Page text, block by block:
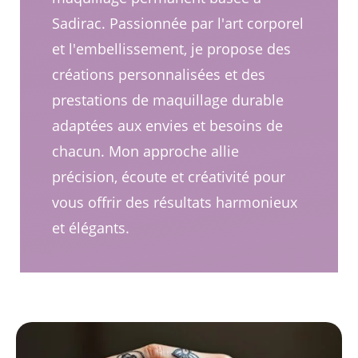
Sadirac. Passionnée par l'art corporel
et l'embellissement, je propose des
créations personnalisées et des
prestations de maquillage durable
adaptées aux envies et besoins de
chacun. Mon approche allie
précision, écoute et créativité pour
vous offrir des résultats harmonieux
et élégants.